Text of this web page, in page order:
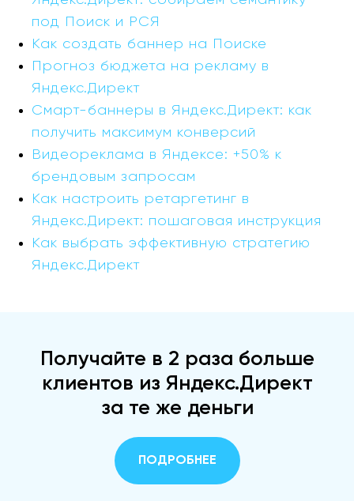
под Поиск и РСЯ
Как создать баннер на Поиске
Прогноз бюджета на рекламу в
Яндекс.Директ
Смарт-баннеры в Яндекс.Директ: как
получить максимум конверсий
Видеореклама в Яндексе: +50% к
брендовым запросам
Как настроить ретаргетинг в
Яндекс.Директ: пошаговая инструкция
Как выбрать эффективную стратегию
Яндекс.Директ
Получайте в 2 раза больше
клиентов из Яндекс.Директ
за те же деньги
ПОДРОБНЕЕ